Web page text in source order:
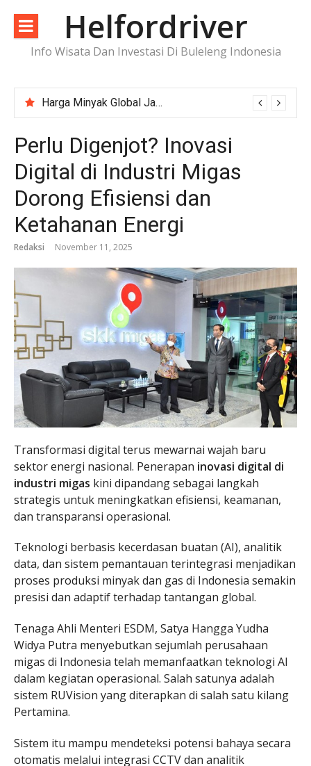
konten
Helfordriver
Info Wisata Dan Investasi Di Buleleng Indonesia
Harga Minyak Global Jatuh, PNBP Migas 2025 Terkoreksi Banyak?
Perlu Digenjot? Inovasi
Digital di Industri Migas
Dorong Efisiensi dan
Ketahanan Energi
Redaksi November 11, 2025
Transformasi digital terus mewarnai wajah baru
sektor energi nasional. Penerapan inovasi digital di
industri migas kini dipandang sebagai langkah
strategis untuk meningkatkan efisiensi, keamanan,
dan transparansi operasional.
Teknologi berbasis kecerdasan buatan (AI), analitik
data, dan sistem pemantauan terintegrasi menjadikan
proses produksi minyak dan gas di Indonesia semakin
presisi dan adaptif terhadap tantangan global.
Tenaga Ahli Menteri ESDM, Satya Hangga Yudha
Widya Putra menyebutkan sejumlah perusahaan
migas di Indonesia telah memanfaatkan teknologi AI
dalam kegiatan operasional. Salah satunya adalah
sistem RUVision yang diterapkan di salah satu kilang
Pertamina.
Sistem itu mampu mendeteksi potensi bahaya secara
otomatis melalui integrasi CCTV dan analitik